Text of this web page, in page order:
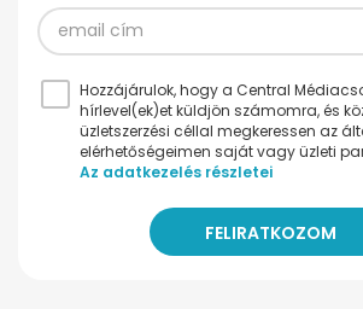
Hozzájárulok, hogy a Central
hírlevel(ek)et küldjön számomra, és
üzletszerzési céllal megkeressen az
elérhetőségeimen saját vagy üzleti
Az adatkezelés részletei